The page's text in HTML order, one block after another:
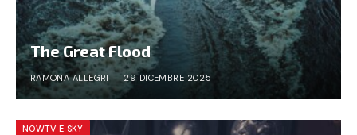
The Great Flood
RAMONA ALLEGRI 29 DICEMBRE 2025
NOWTV E SKY